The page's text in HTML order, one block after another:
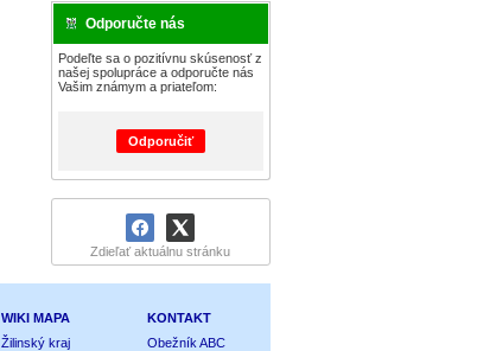
Odporučte nás
Podeľte sa o pozitívnu skúsenosť z
našej spolupráce a odporučte nás
Vašim známym a priateľom:
Odporučiť
Zdieľať aktuálnu stránku
WIKI MAPA
Žilinský kraj
KONTAKT
Obežník ABC